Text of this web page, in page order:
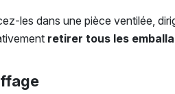
les dans une pièce ventilée,
retirer tous les